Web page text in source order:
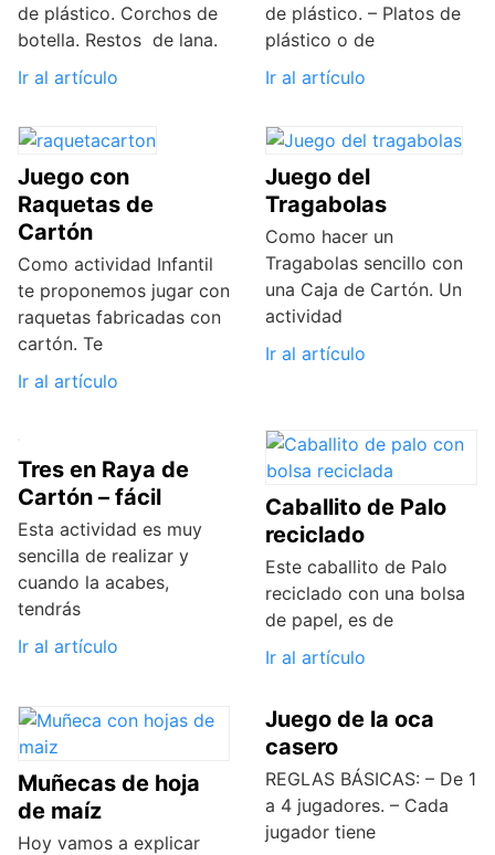
de plástico. Corchos de
botella. Restos de lana.
Ir al artículo
de plástico. – Platos de
plástico o de
Ir al artículo
Juego con
Raquetas de
Cartón
Como actividad Infantil
te proponemos jugar con
raquetas fabricadas con
cartón. Te
Ir al artículo
Juego del
Tragabolas
Como hacer un
Tragabolas sencillo con
una Caja de Cartón. Un
actividad
Ir al artículo
Tres en Raya de
Cartón – fácil
Esta actividad es muy
sencilla de realizar y
cuando la acabes,
tendrás
Ir al artículo
Caballito de Palo
reciclado
Este caballito de Palo
reciclado con una bolsa
de papel, es de
Ir al artículo
Muñecas de hoja
de maíz
Hoy vamos a explicar
Juego de la oca
casero
REGLAS BÁSICAS: – De 1
a 4 jugadores. – Cada
jugador tiene